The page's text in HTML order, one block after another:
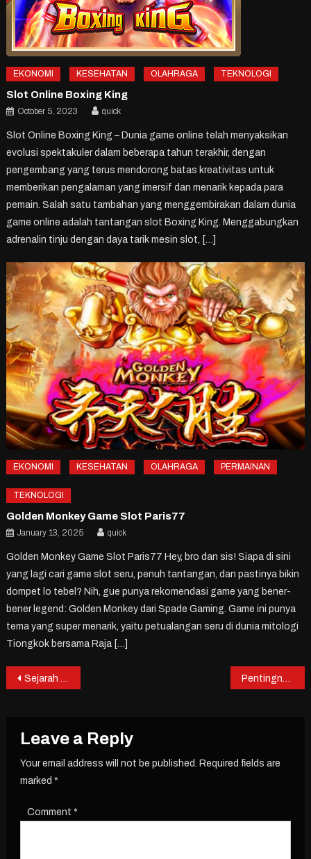
EKONOMI KESEHATAN OLAHRAGA TEKNOLOGI
Slot Online Boxing King
October 5, 2023 quick
Slot Online Boxing King – Dunia game online telah menyaksikan
evolusi spektakuler dalam beberapa tahun terakhir, dengan
pengembang yang terus mendorong batas kreativitas untuk
memberikan pengalaman yang imersif dan menarik kepada para
pemain. Salah satu tambahan yang menggembirakan dalam dunia
game online adalah tantangan slot Boxing King. Menggabungkan
adrenalin tinju dengan daya tarik mesin slot, […]
EKONOMI KESEHATAN OLAHRAGA PERMAINAN
TEKNOLOGI
Golden Monkey Game Slot Paris77
January 13, 2025 quick
Golden Monkey Game Slot Paris77 Hey, bro dan sis! Siapa di sini
yang lagi cari game slot seru, penuh tantangan, dan pastinya bikin
dompet lo tebel? Nih, gue punya rekomendasi game yang bener-
bener legend: Golden Monkey dari Spade Gaming. Game ini punya
tema yang super menarik, yaitu petualangan seru di dunia mitologi
Tiongkok bersama Raja […]
Post
Sejarah Besar yang Mengubah Kemajuan Teknologi Pentingnya Persistensi Ekonomi Dalam Negeri
Leave a Reply
Your email address will not be published. Required fields are
marked *
Comment *